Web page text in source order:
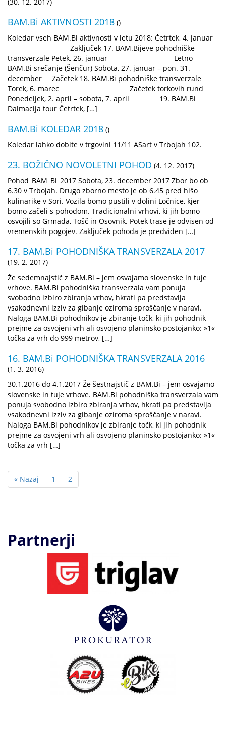
BAM.Bi AKTIVNOSTI 2018 ()
Koledar vseh BAM.Bi aktivnosti v letu 2018: Četrtek, 4. januar
Zaključek 17. BAM.Bijeve pohodniške
transverzale Petek, 26. januar Letno
BAM.Bi srečanje (Šenčur) Sobota, 27. januar – pon. 31.
december Začetek 18. BAM.Bi pohodniške transverzale
Torek, 6. marec Začetek torkovih rund
Ponedeljek, 2. april – sobota, 7. april 19. BAM.Bi
Dalmacija tour Četrtek, […]
BAM.Bi KOLEDAR 2018 ()
Koledar lahko dobite v trgovini 11/11 ASart v Trbojah 102.
23. BOŽIČNO NOVOLETNI POHOD (4. 12. 2017)
Pohod_BAM_Bi_2017 Sobota, 23. december 2017 Zbor bo ob
6.30 v Trbojah. Drugo zborno mesto je ob 6.45 pred hišo
kulinarike v Sori. Vozila bomo pustili v dolini Ločnice, kjer
bomo začeli s pohodom. Tradicionalni vrhovi, ki jih bomo
osvojili so Grmada, Tošč in Osovnik. Potek trase je odvisen od
vremenskih pogojev. Zaključek pohoda je predviden […]
17. BAM.Bi POHODNIŠKA TRANSVERZALA 2017
(19. 2. 2017)
Že sedemnajstič z BAM.Bi – jem osvajamo slovenske in tuje
vrhove. BAM.Bi pohodniška transverzala vam ponuja
svobodno izbiro zbiranja vrhov, hkrati pa predstavlja
vsakodnevni izziv za gibanje oziroma sproščanje v naravi.
Naloga BAM.Bi pohodnikov je zbiranje točk, ki jih pohodnik
prejme za osvojeni vrh ali osvojeno planinsko postojanko: »1«
točka za vrh do 999 metrov, […]
16. BAM.Bi POHODNIŠKA TRANSVERZALA 2016
(1. 3. 2016)
30.1.2016 do 4.1.2017 Že šestnajstič z BAM.Bi – jem osvajamo
slovenske in tuje vrhove. BAM.Bi pohodniška transverzala vam
ponuja svobodno izbiro zbiranja vrhov, hkrati pa predstavlja
vsakodnevni izziv za gibanje oziroma sproščanje v naravi.
Naloga BAM.Bi pohodnikov je zbiranje točk, ki jih pohodnik
prejme za osvojeni vrh ali osvojeno planinsko postojanko: »1«
točka za vrh […]
« Nazaj 1 2
Partnerji